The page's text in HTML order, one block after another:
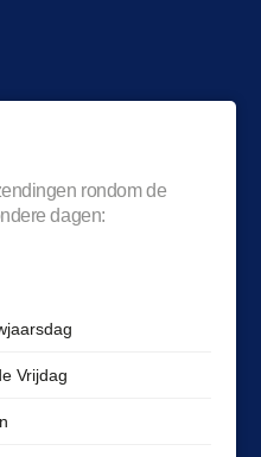
rondom de
dagen:
Vrijdag